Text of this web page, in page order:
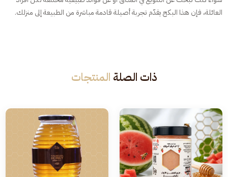
العائلة، فإن هذا البكج يقدّم تجربة أصيلة قادمة مباشرة من الطبيعة إلى منزلك.
ذات الصلة المنتجات